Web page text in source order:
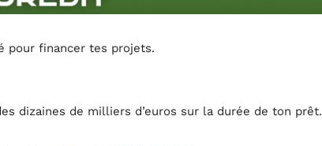
pour financer tes projets.
dizaines de milliers d’euros sur la durée de ton prêt.